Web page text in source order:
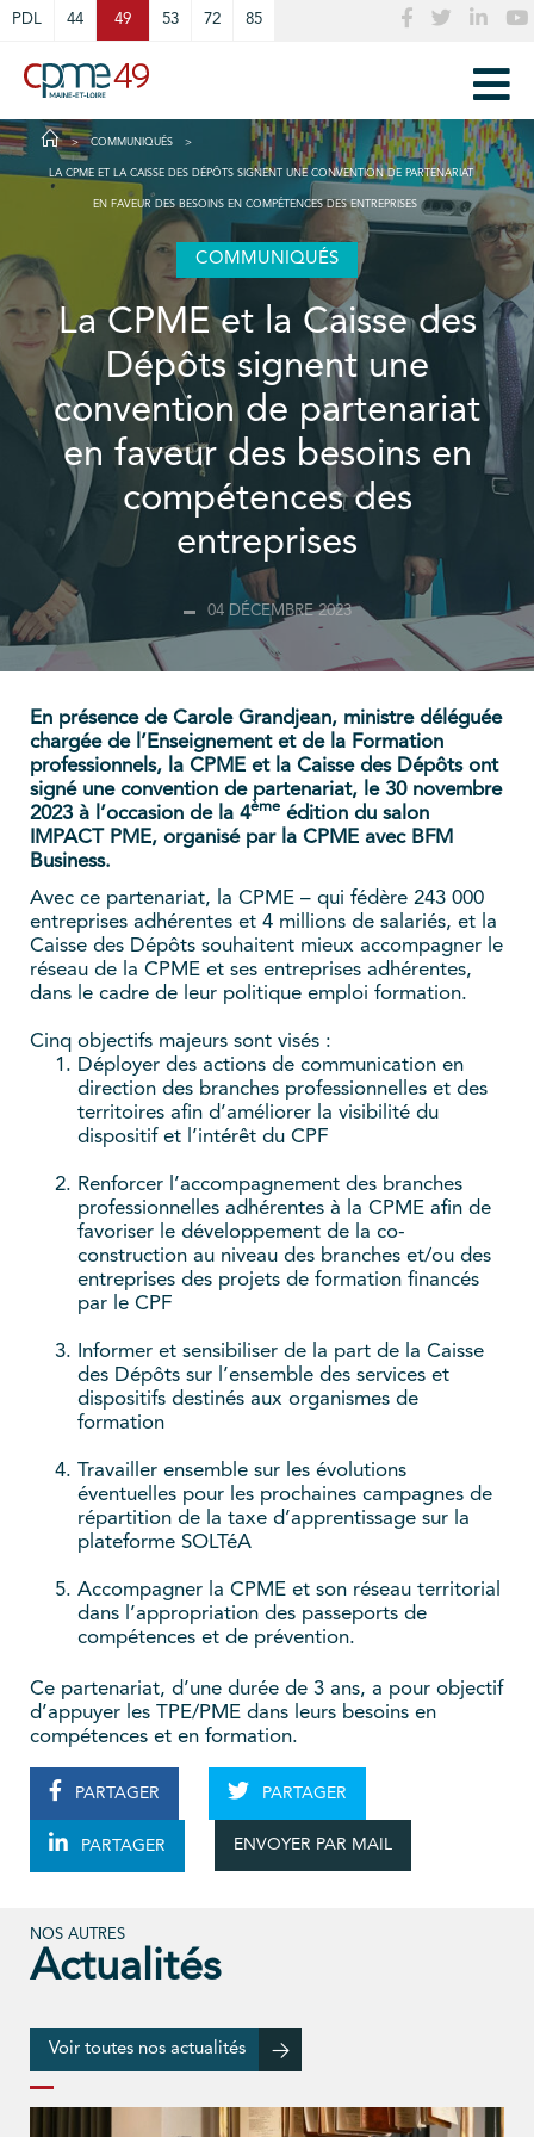
PDL 44 49 53 72 85
COMMUNIQUÉS
LA CPME ET LA CAISSE DES DÉPÔTS SIGNENT UNE CONVENTION DE PARTENARIAT
EN FAVEUR DES BESOINS EN COMPÉTENCES DES ENTREPRISES
COMMUNIQUÉS
La CPME et la Caisse des
Dépôts signent une
convention de partenariat
en faveur des besoins en
compétences des
entreprises
04 DÉCEMBRE 2023
En présence de Carole Grandjean, ministre déléguée
chargée de l’Enseignement et de la Formation
professionnels, la CPME et la Caisse des Dépôts ont
signé une convention de partenariat, le 30 novembre
2023 à l’occasion de la 4ème édition du salon
IMPACT PME, organisé par la CPME avec BFM
Business.
Avec ce partenariat, la CPME – qui fédère 243 000
entreprises adhérentes et 4 millions de salariés, et la
Caisse des Dépôts souhaitent mieux accompagner le
réseau de la CPME et ses entreprises adhérentes,
dans le cadre de leur politique emploi formation.
Cinq objectifs majeurs sont visés :
Déployer des actions de communication en
direction des branches professionnelles et des
territoires afin d’améliorer la visibilité du
dispositif et l’intérêt du CPF
Renforcer l’accompagnement des branches
professionnelles adhérentes à la CPME afin de
favoriser le développement de la co-
construction au niveau des branches et/ou des
entreprises des projets de formation financés
par le CPF
Informer et sensibiliser de la part de la Caisse
des Dépôts sur l’ensemble des services et
dispositifs destinés aux organismes de
formation
Travailler ensemble sur les évolutions
éventuelles pour les prochaines campagnes de
répartition de la taxe d’apprentissage sur la
plateforme SOLTéA
Accompagner la CPME et son réseau territorial
dans l’appropriation des passeports de
compétences et de prévention.
Ce partenariat, d’une durée de 3 ans, a pour objectif
d’appuyer les TPE/PME dans leurs besoins en
compétences et en formation.
PARTAGER PARTAGER
PARTAGER ENVOYER PAR MAIL
NOS AUTRES
Actualités
Voir toutes nos actualités
Cookies management panel